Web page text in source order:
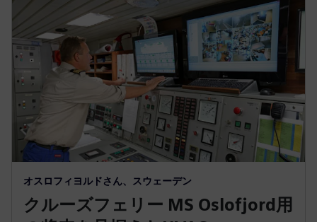
オスロフィヨルドさん、スウェーデン
クルーズフェリー MS Oslofjord用